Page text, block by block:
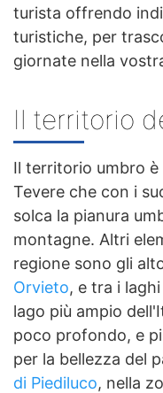
turista offrendo
turistiche, per
giornate nella
Il territorio
Il territorio umbro è
Tevere che con i
solca la pianura
montagne. Altri
regione sono gli
Orvieto, e tra i
lago più ampio
poco profondo, e
per la bellezza del
di Piediluco, nella